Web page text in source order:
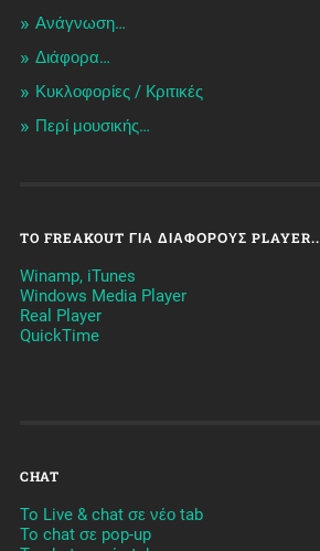
Ανάγνωση…
Διάφορα…
Κυκλοφορίες / Kριτικές
Περί μουσικής…
TO FREAKOUT ΓΙΑ ΔΙΆΦΟΡΟΥΣ PLAYER..
Winamp, iTunes
Windows Media Player
Real Player
QuickTime
CHAT
To Live & chat σε νέο tab
To chat σε pop-up